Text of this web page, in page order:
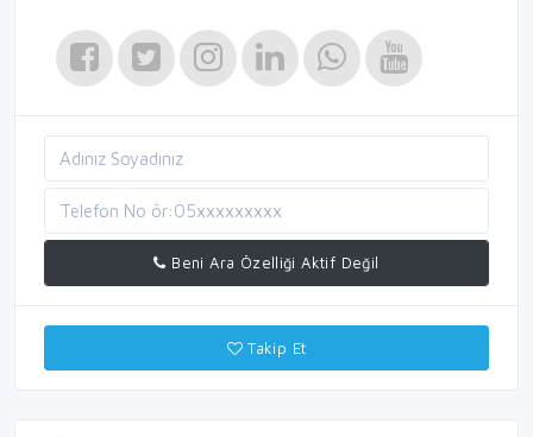
Beni Ara Özelliği Aktif Değil
Takip Et